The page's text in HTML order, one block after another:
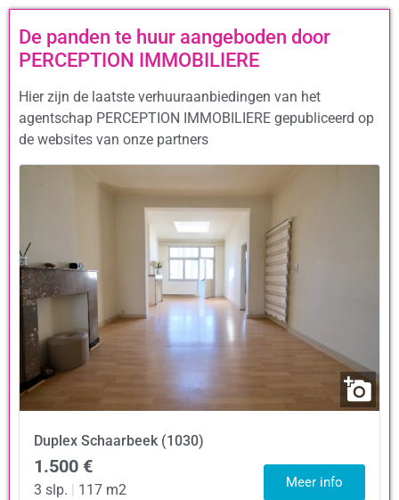
De panden te huur aangeboden door
PERCEPTION IMMOBILIERE
Hier zijn de laatste verhuuraanbiedingen van het
agentschap PERCEPTION IMMOBILIERE gepubliceerd op
de websites van onze partners
Duplex Schaarbeek (1030)
1.500 €
3 slp. 117 m2 Meer info